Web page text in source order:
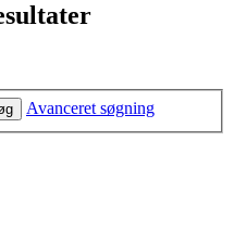
Avanceret søgning